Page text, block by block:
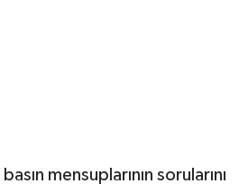
mensuplarının sorularını